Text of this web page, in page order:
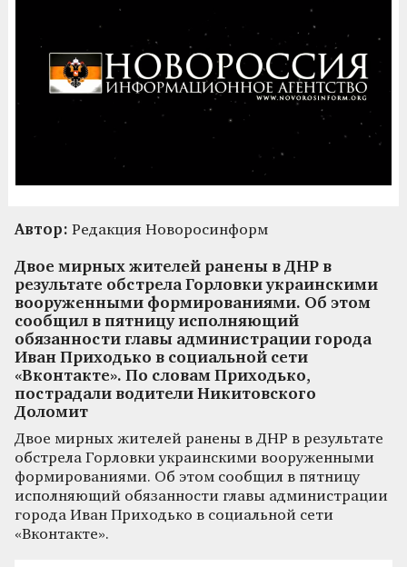
Автор: Редакция Новоросинформ
Двое мирных жителей ранены в ДНР в
результате обстрела Горловки украинскими
вооруженными формированиями. Об этом
сообщил в пятницу исполняющий
обязанности главы администрации города
Иван Приходько в социальной сети
«Вконтакте». По словам Приходько,
пострадали водители Никитовского
Доломит
Двое мирных жителей ранены в ДНР в результате
обстрела Горловки украинскими вооруженными
формированиями. Об этом сообщил в пятницу
исполняющий обязанности главы администрации
города Иван Приходько в социальной сети
«Вконтакте».